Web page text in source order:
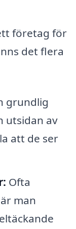
företag för
det flera
grundlig
utsidan av
att de ser
Ofta
man